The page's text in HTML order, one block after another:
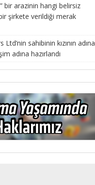
bir arazinin hangi belirsiz
şirkete verildiği merak
sahibinin kızının adına
adına hazırlandı